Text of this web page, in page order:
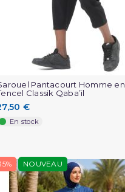
Pantacourt Homme en
Classik Qaba’il
€
En stock
NOUVEAU